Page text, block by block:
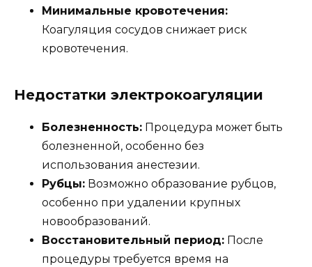
Минимальные кровотечения:
Коагуляция сосудов снижает риск
кровотечения.
Недостатки электрокоагуляции
Болезненность: Процедура может быть
болезненной, особенно без
использования анестезии.
Рубцы: Возможно образование рубцов,
особенно при удалении крупных
новообразований.
Восстановительный период: После
процедуры требуется время на